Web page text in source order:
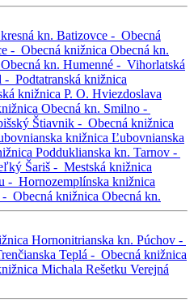
kn. Batizovce - Obecná
- Obecná knižnica Obecná kn.
Obecná kn. Humenné - Vihorlatská
- Podtatranská knižnica
knižnica P. O. Hviezdoslava
Obecná kn. Smilno -
Štiavnik - Obecná knižnica
knižnica Ľubovnianska
Podduklianska kn. Tarnov -
Šariš - Mestská knižnica
- Hornozemplínska knižnica
- Obecná knižnica Obecná kn.
Hornonitrianska kn. Púchov -
Teplá - Obecná knižnica
Michala Rešetku Verejná